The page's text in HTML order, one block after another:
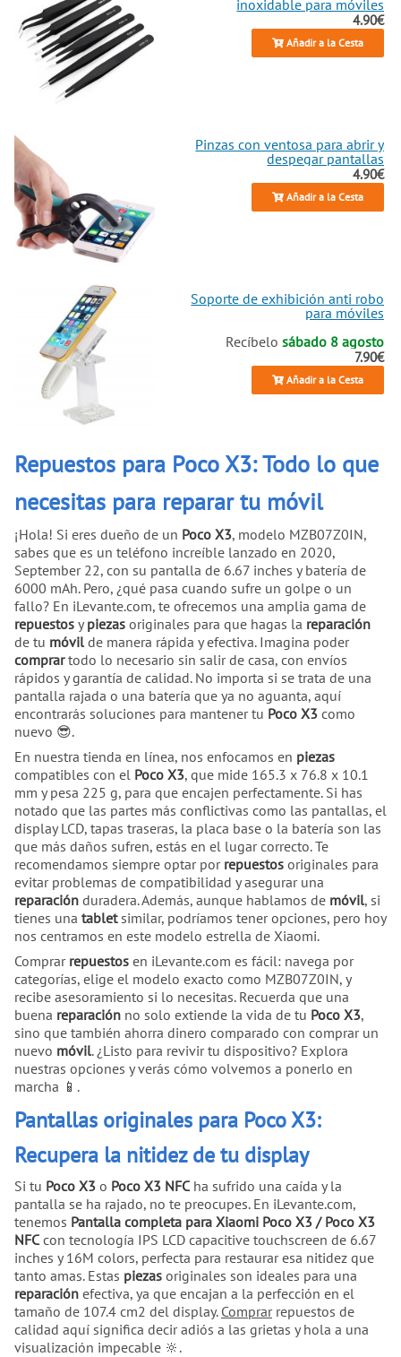
inoxidable para móviles
4.90€
Añadir a la Cesta
Pinzas con ventosa para abrir y
despegar pantallas
4.90€
Añadir a la Cesta
Soporte de exhibición anti robo
para móviles
Recíbelo sábado 8 agosto
7.90€
Añadir a la Cesta
Repuestos para Poco X3: Todo lo que
necesitas para reparar tu móvil
¡Hola! Si eres dueño de un Poco X3, modelo MZB07Z0IN,
sabes que es un teléfono increíble lanzado en 2020,
September 22, con su pantalla de 6.67 inches y batería de
6000 mAh. Pero, ¿qué pasa cuando sufre un golpe o un
fallo? En iLevante.com, te ofrecemos una amplia gama de
repuestos ypiezas originales para que hagas la reparación
de tu móvil de manera rápida y efectiva. Imagina poder
comprartodo lo necesario sin salir de casa, con envíos
rápidos y garantía de calidad. No importa si se trata de una
pantalla rajada o una batería que ya no aguanta, aquí
encontrarás soluciones para mantener tu Poco X3 como
nuevo 😎.
En nuestra tienda en línea, nos enfocamos en piezas
compatibles con el Poco X3, que mide 165.3 x 76.8 x 10.1
mm y pesa 225 g, para que encajen perfectamente. Si has
notado que las partes más conflictivas como las pantallas, el
display LCD, tapas traseras, la placa base o la batería son las
que más daños sufren, estás en el lugar correcto. Te
recomendamos siempre optar por repuestos originales para
evitar problemas de compatibilidad y asegurar una
reparación duradera. Además, aunque hablamos de móvil, si
tienes una tabletsimilar, podríamos tener opciones, pero hoy
nos centramos en este modelo estrella de Xiaomi.
Comprar repuestos en iLevante.com es fácil: navega por
categorías, elige el modelo exacto como MZB07Z0IN, y
recibe asesoramiento si lo necesitas. Recuerda que una
buena reparación no solo extiende la vida de tu Poco X3,
sino que también ahorra dinero comparado con comprar un
nuevo móvil. ¿Listo para revivir tu dispositivo? Explora
nuestras opciones y verás cómo volvemos a ponerlo en
marcha 📱.
Pantallas originales para Poco X3:
Recupera la nitidez de tu display
Si tu Poco X3 o Poco X3 NFC ha sufrido una caída y la
pantalla se ha rajado, no te preocupes. En iLevante.com,
tenemos Pantalla completa para Xiaomi Poco X3 / Poco X3
NFC con tecnología IPS LCD capacitive touchscreen de 6.67
inches y 16M colors, perfecta para restaurar esa nitidez que
tanto amas. Estas piezas originales son ideales para una
reparación efectiva, ya que encajan a la perfección en el
tamaño de 107.4 cm2 del display. Comprarrepuestos de
calidad aquí significa decir adiós a las grietas y hola a una
visualización impecable 🔆.